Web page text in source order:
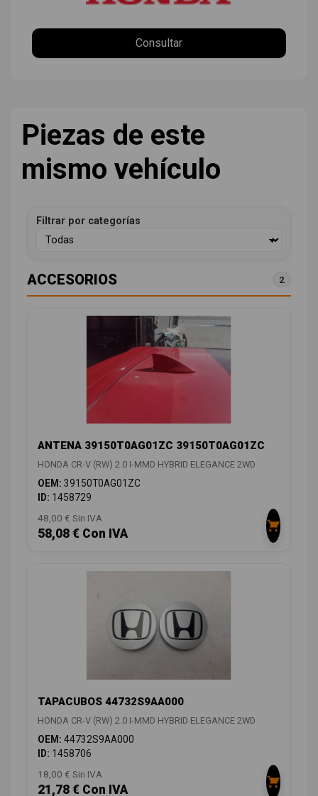
Consultar
Piezas de este
mismo vehículo
Filtrar por categorías
ACCESORIOS 2
ANTENA 39150T0AG01ZC 39150T0AG01ZC
HONDA CR-V (RW) 2.0 I-MMD HYBRID ELEGANCE 2WD
OEM: 39150T0AG01ZC
ID: 1458729
48,00 € Sin IVA
58,08 € Con IVA
TAPACUBOS 44732S9AA000
HONDA CR-V (RW) 2.0 I-MMD HYBRID ELEGANCE 2WD
OEM: 44732S9AA000
ID: 1458706
18,00 € Sin IVA
21,78 € Con IVA